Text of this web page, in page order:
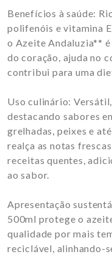
Benefícios à saúde:
polifenóis e vitamina
o Azeite Andaluzia**
do coração, ajuda no
contribui para uma
Uso culinário:
destacando sabores
grelhadas, peixes e
realça as notas
receitas quentes,
ao sabor.
Apresentação
500ml protege o
qualidade por mais
reciclável, alinhando-